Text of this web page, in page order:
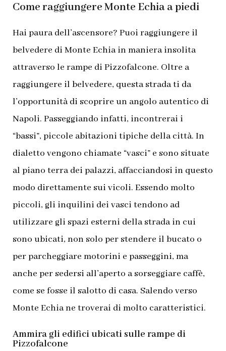
Come raggiungere Monte Echia a piedi
Hai paura dell’ascensore? Puoi raggiungere il
belvedere di Monte Echia in maniera insolita
attraverso le rampe di Pizzofalcone. Oltre a
raggiungere il belvedere, questa strada ti da
l’opportunità di scoprire un angolo autentico di
Napoli. Passeggiando infatti, incontrerai i
“bassi”, piccole abitazioni tipiche della città. In
dialetto vengono chiamate “vasci” e sono situate
al piano terra dei palazzi, affacciandosi in questo
modo direttamente sui vicoli. Essendo molto
piccoli, gli inquilini dei vasci tendono ad
utilizzare gli spazi esterni della strada in cui
sono ubicati, non solo per stendere il bucato o
per parcheggiare motorini e passeggini, ma
anche per sedersi all’aperto a sorseggiare caffè,
come se fosse il salotto di casa. Salendo verso
Monte Echia ne troverai di molto caratteristici.
Ammira gli edifici ubicati sulle rampe di
Pizzofalcone